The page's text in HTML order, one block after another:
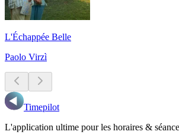
L'Échappée Belle
Paolo Virzì
Timepilot
L'application ultime pour les horaires &